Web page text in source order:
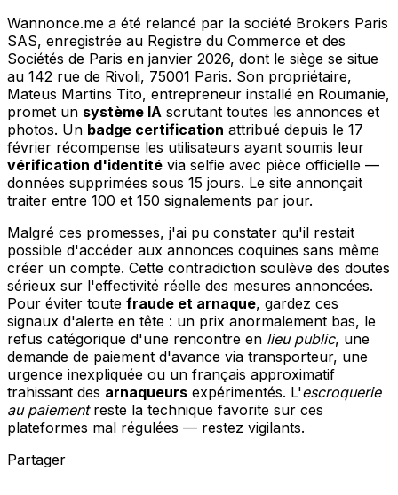
Wannonce.me a été relancé par la société Brokers Paris
SAS, enregistrée au Registre du Commerce et des
Sociétés de Paris en janvier 2026, dont le siège se situe
au 142 rue de Rivoli, 75001 Paris. Son propriétaire,
Mateus Martins Tito, entrepreneur installé en Roumanie,
promet un système IA scrutant toutes les annonces et
photos. Un badge certification attribué depuis le 17
février récompense les utilisateurs ayant soumis leur
vérification d'identité via selfie avec pièce officielle —
données supprimées sous 15 jours. Le site annonçait
traiter entre 100 et 150 signalements par jour.
Malgré ces promesses, j'ai pu constater qu'il restait
possible d'accéder aux annonces coquines sans même
créer un compte. Cette contradiction soulève des doutes
sérieux sur l'effectivité réelle des mesures annoncées.
Pour éviter toute fraude et arnaque, gardez ces
signaux d'alerte en tête : un prix anormalement bas, le
refus catégorique d'une rencontre en lieu public, une
demande de paiement d'avance via transporteur, une
urgence inexpliquée ou un français approximatif
trahissant des arnaqueurs expérimentés. L'escroquerie
au paiementreste la technique favorite sur ces
plateformes mal régulées — restez vigilants.
Partager